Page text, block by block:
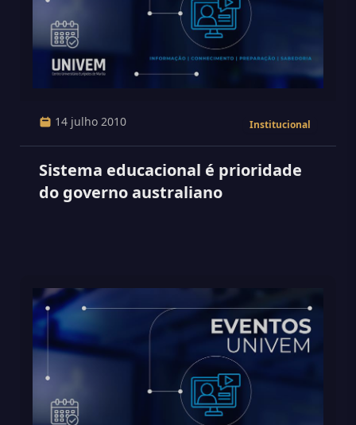
14 julho 2010 Institucional
Sistema educacional é prioridade
do governo australiano